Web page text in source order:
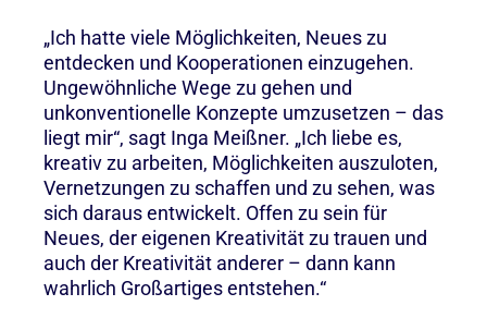
„Ich hatte viele Möglichkeiten, Neues zu
entdecken und Kooperationen einzugehen.
Ungewöhnliche Wege zu gehen und
unkonventionelle Konzepte umzusetzen – das
liegt mir“, sagt Inga Meißner. „Ich liebe es,
kreativ zu arbeiten, Möglichkeiten auszuloten,
Vernetzungen zu schaffen und zu sehen, was
sich daraus entwickelt. Offen zu sein für
Neues, der eigenen Kreativität zu trauen und
auch der Kreativität anderer – dann kann
wahrlich Großartiges entstehen.“